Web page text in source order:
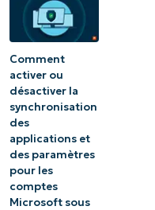
Comment
activer ou
désactiver la
synchronisation
des
applications et
des paramètres
pour les
comptes
Microsoft sous